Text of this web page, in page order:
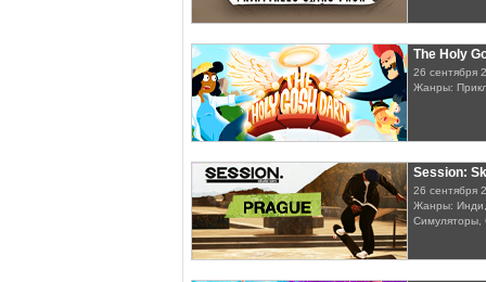
The Holy
26 сентября
Жанры:
Session:
26 сентября
Жанры:
Симуляторы,